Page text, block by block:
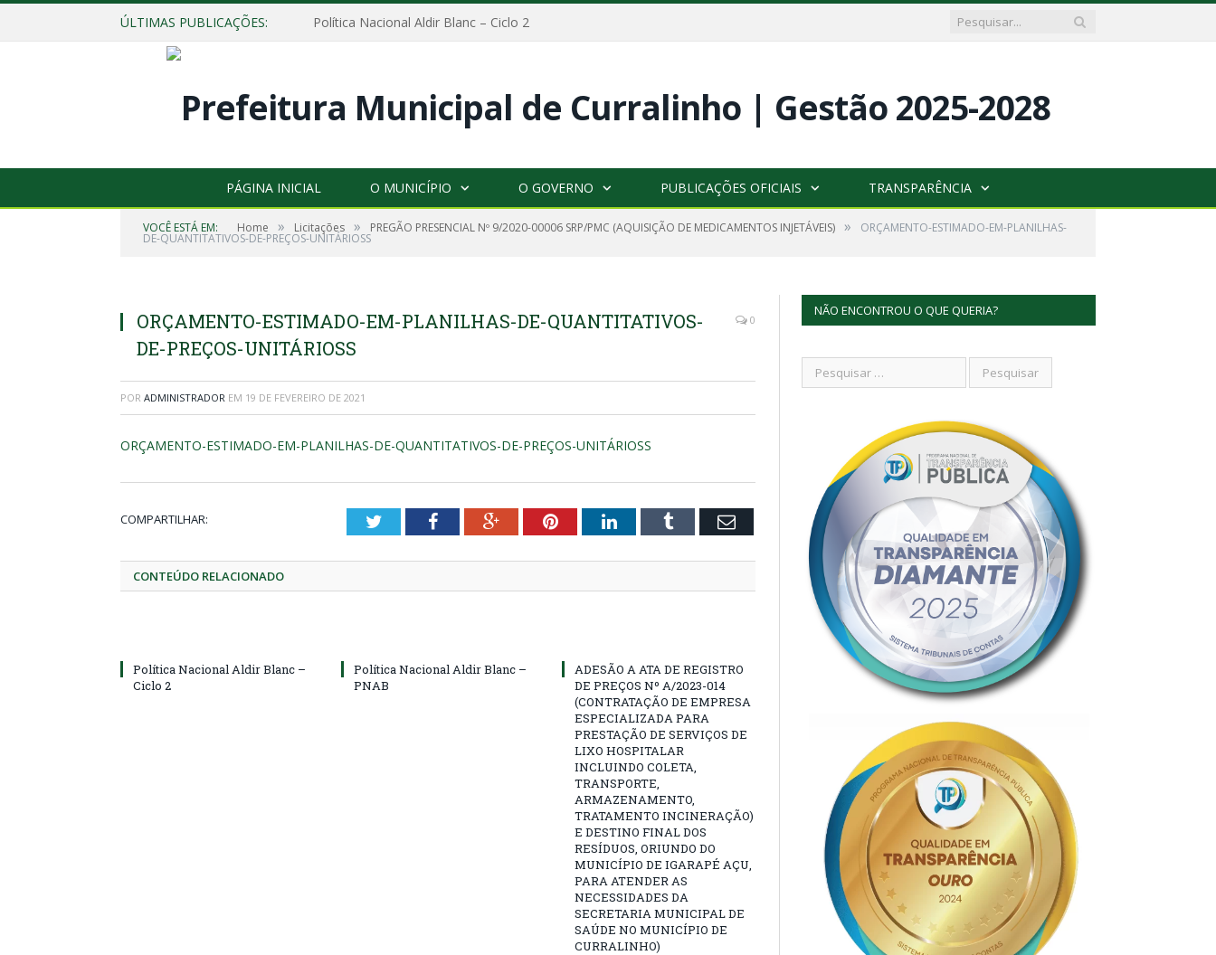
ÚLTIMAS PUBLICAÇÕES: Política Nacional Aldir Blanc – Ciclo 2
PÁGINA INICIAL O MUNICÍPIO O GOVERNO PUBLICAÇÕES OFICIAIS TRANSPARÊNCIA
VOCÊ ESTÁ EM: Home » Licitações » PREGÃO PRESENCIAL Nº 9/2020-00006 SRP/PMC (AQUISIÇÃO DE MEDICAMENTOS INJETÁVEIS) » ORÇAMENTO-ESTIMADO-EM-PLANILHAS-
DE-QUANTITATIVOS-DE-PREÇOS-UNITÁRIOSS
ORÇAMENTO-ESTIMADO-EM-PLANILHAS-DE-QUANTITATIVOS-
DE-PREÇOS-UNITÁRIOSS
0
POR ADMINISTRADOR EM 19 DE FEVEREIRO DE 2021
ORÇAMENTO-ESTIMADO-EM-PLANILHAS-DE-QUANTITATIVOS-DE-PREÇOS-UNITÁRIOSS
COMPARTILHAR: TwitterFacebookGoogle+PinterestLinkedInTumblr Email
CONTEÚDO RELACIONADO
Política Nacional Aldir Blanc –
Ciclo 2
Política Nacional Aldir Blanc –
PNAB
ADESÃO A ATA DE REGISTRO
DE PREÇOS Nº A/2023-014
(CONTRATAÇÃO DE EMPRESA
ESPECIALIZADA PARA
PRESTAÇÃO DE SERVIÇOS DE
LIXO HOSPITALAR
INCLUINDO COLETA,
TRANSPORTE,
ARMAZENAMENTO,
TRATAMENTO INCINERAÇÃO)
E DESTINO FINAL DOS
RESÍDUOS, ORIUNDO DO
MUNICÍPIO DE IGARAPÉ AÇU,
PARA ATENDER AS
NECESSIDADES DA
SECRETARIA MUNICIPAL DE
SAÚDE NO MUNICÍPIO DE
CURRALINHO)
NÃO ENCONTROU O QUE QUERIA?